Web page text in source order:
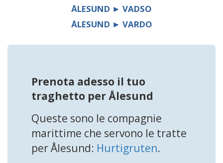
ÅLESUND ► VADSO
ÅLESUND ► VARDO
Prenota adesso il tuo
traghetto per Ålesund
Queste sono le compagnie
marittime che servono le tratte
per Ålesund: Hurtigruten.